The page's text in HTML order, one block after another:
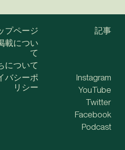
プページ
載につい
て
について
記事
バシーポ
リシー
Instagram
YouTube
Twitter
Facebook
Podcast